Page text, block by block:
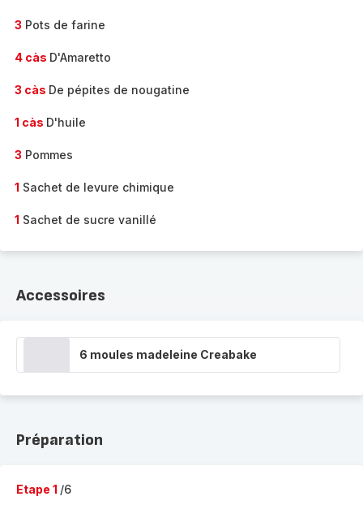
3 Pots de farine
4 càs D'Amaretto
3 càs De pépites de nougatine
1 càs D'huile
3 Pommes
1 Sachet de levure chimique
1 Sachet de sucre vanillé
Accessoires
6 moules madeleine Creabake
Préparation
Etape 1 /6